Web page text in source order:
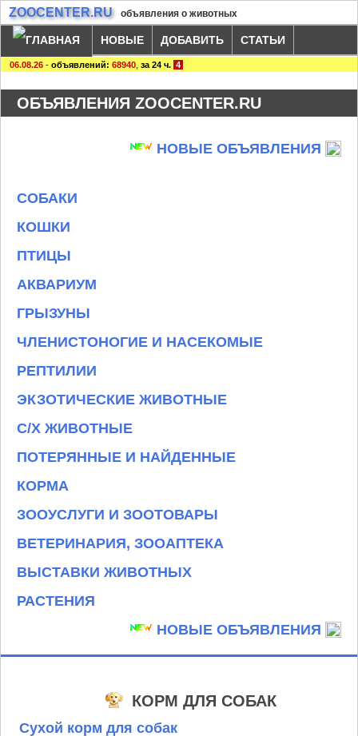
ZOOCENTER.RU объявления о животных
НОВЫЕ ДОБАВИТЬ СТАТЬИ
06.08.26 - объявлений: 68940 за 24 ч. 4
ОБЪЯВЛЕНИЯ ZOOCENTER.RU
НОВЫЕ ОБЪЯВЛЕНИЯ
СОБАКИ
КОШКИ
ПТИЦЫ
АКВАРИУМ
ГРЫЗУНЫ
ЧЛЕНИСТОНОГИЕ И НАСЕКОМЫЕ
РЕПТИЛИИ
ЭКЗОТИЧЕСКИЕ ЖИВОТНЫЕ
С/Х ЖИВОТНЫЕ
ПОТЕРЯННЫЕ И НАЙДЕННЫЕ
КОРМА
ЗООУСЛУГИ И ЗООТОВАРЫ
ВЕТЕРИНАРИЯ, ЗООАПТЕКА
ВЫСТАВКИ ЖИВОТНЫХ
РАСТЕНИЯ
НОВЫЕ ОБЪЯВЛЕНИЯ
КОРМ ДЛЯ СОБАК
Сухой корм для собак